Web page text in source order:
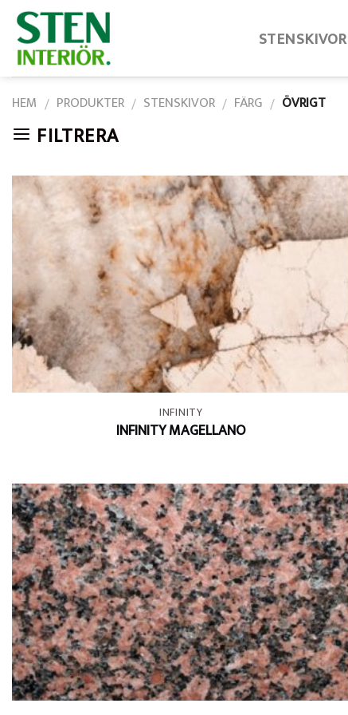
Skip
content
STENSKIVOR
HEM / PRODUKTER / STENSKIVOR / FÄRG / ÖVRIGT
FILTRERA
INFINITY
INFINITY MAGELLANO
+